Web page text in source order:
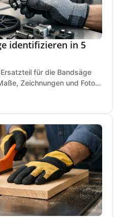
identifizieren in 5
für die Bandsäge
Zeichnungen und Fotos